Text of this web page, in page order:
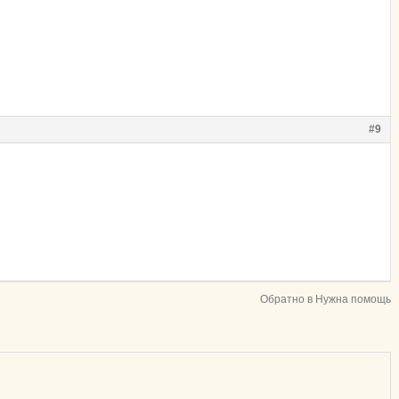
#9
Обратно в Нужна помощь